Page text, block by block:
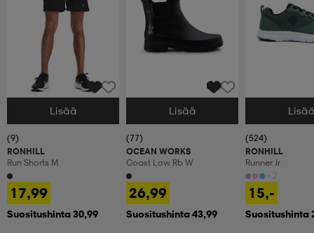
Valitse Koko
Lisää
(9)
RONHILL
Run Shorts M
17,99
Suositushinta 30,99
Valitse Koko
Lisää
(77)
OCEAN WORKS
Coast Low Rb W
26,99
Suositushinta 43,99
Valitse Koko
(524)
RONHILL
Runner Jr
15,-
Suositushinta